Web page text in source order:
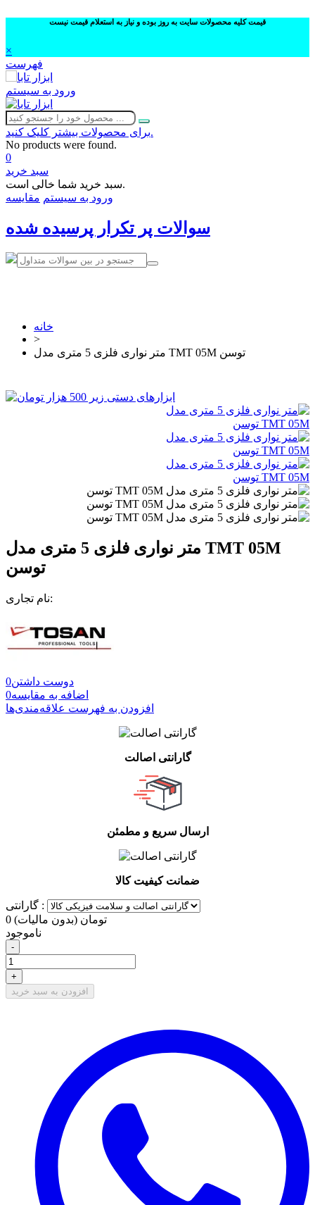
قیمت کلیه محصولات سایت به روز بوده و نیاز به استعلام قیمت نیست
×
فهرست
ورود به سیستم
برای محصولات بیشتر کلیک کنید.
No products were found.
0
سبد خرید
سبد خرید شما خالی است.
ورود به سیستم مقایسه
سوالات پر تکرار پرسیده شده
خانه
>
متر نواری فلزی 5 متری مدل TMT 05M توسن
متر نواری فلزی 5 متری مدل TMT 05M
توسن
نام تجاری:
دوست داشتن0
اضافه به مقایسه0
افزودن به فهرست علاقه‌مندی‌ها
گارانتی اصالت
ارسال سریع و مطمئن
ضمانت کیفیت کالا
گارانتی :
0 تومان (بدون مالیات)
ناموجود
-
+
افزودن به سبد خرید